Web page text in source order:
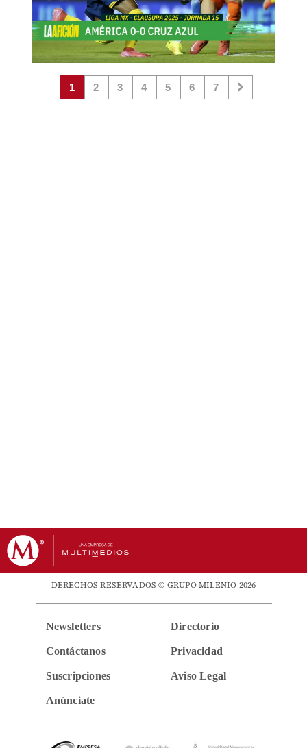
1 2 3 4 5 6 7
DERECHOS RESERVADOS © GRUPO MILENIO 2026
Newsletters
Contáctanos
Suscripciones
Anúnciate
Directorio
Privacidad
Aviso Legal